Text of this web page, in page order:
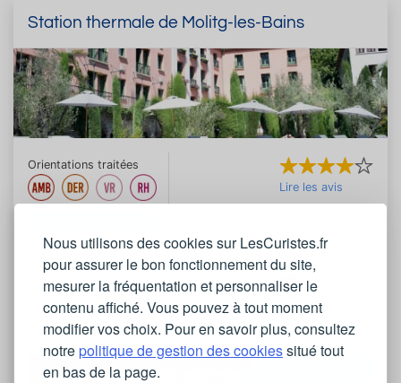
Nous utilisons des cookies sur LesCuristes.fr
pour assurer le bon fonctionnement du site,
mesurer la fréquentation et personnaliser le
contenu affiché. Vous pouvez à tout moment
modifier vos choix. Pour en savoir plus, consultez
notrepolitique de gestion des cookiessitué tout
en bas de la page.
Station thermale de Molitg-les-Bains
Orientations traitées
Lire les avis
Voir les locations Voir les questions
Plus d'informations